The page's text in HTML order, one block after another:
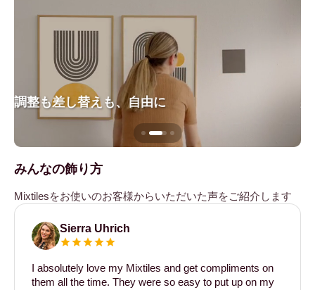
調整も差し替えも、自由に
みんなの飾り方
Mixtilesをお使いのお客様からいただいた声をご紹介します
Sierra Uhrich
I absolutely love my Mixtiles and get compliments on
them all the time. They were so easy to put up on my